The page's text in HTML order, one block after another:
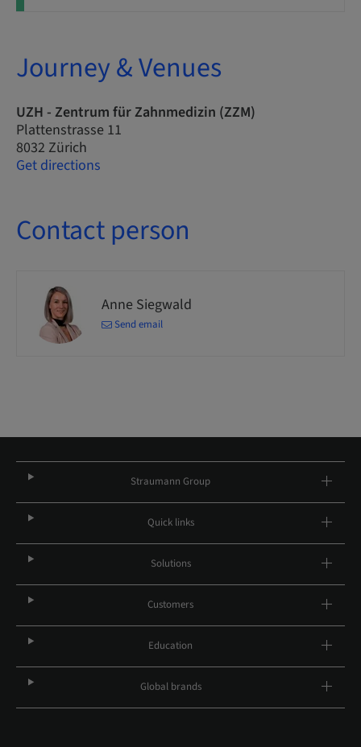
Journey & Venues
UZH - Zentrum für Zahnmedizin (ZZM)
Plattenstrasse 11
8032 Zürich
Get directions
Contact person
Anne Siegwald
Send email
Straumann Group
Quick links
Solutions
Customers
Education
Global brands